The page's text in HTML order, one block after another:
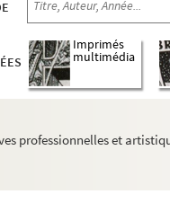
Imprimés
multimédia
professionnelles et